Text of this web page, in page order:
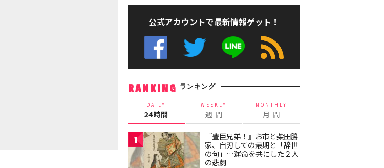
公式アカウントで最新情報ゲット！
RANKING ランキング
DAILY
24時間
WEEKLY
週 間
MONTHLY
月 間
1
『豊臣兄弟！』お市と柴田勝
家、自刃しての最期と「辞世
の句」…運命を共にした２人
の悲劇